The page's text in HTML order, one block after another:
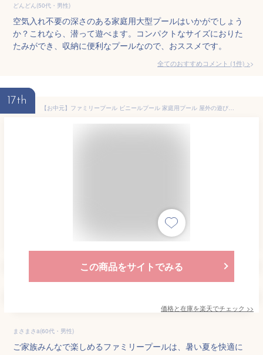
どんどん(50代・男性)
空気入れ不要の深さのある家庭用大型プールはいかがでしょう
か？これなら、潜って遊べます。コンパクトなサイズにおりた
たみができ、収納に便利なプールなので、おススメです。
全てのおすすめコメント (1件) >
17th
【お中元】ファミリープール ビニールプール 家庭用プール 屋外の遊び場 2.1m 2.6m 3.0m 3.88m 4.2m PVC素材 独立気室 暑さ対策 折り畳み収納 滑り台 自宅 マンション 水遊 海水浴 子供 キッズ 大人 長方形 深い キッズ 三層 子供用プール
この商品をサイトでみる
価格と在庫を楽天でチェック >>
まさまさa(60代・男性)
ご家族みんなで楽しめるファミリープールは、暑い夏を快適に